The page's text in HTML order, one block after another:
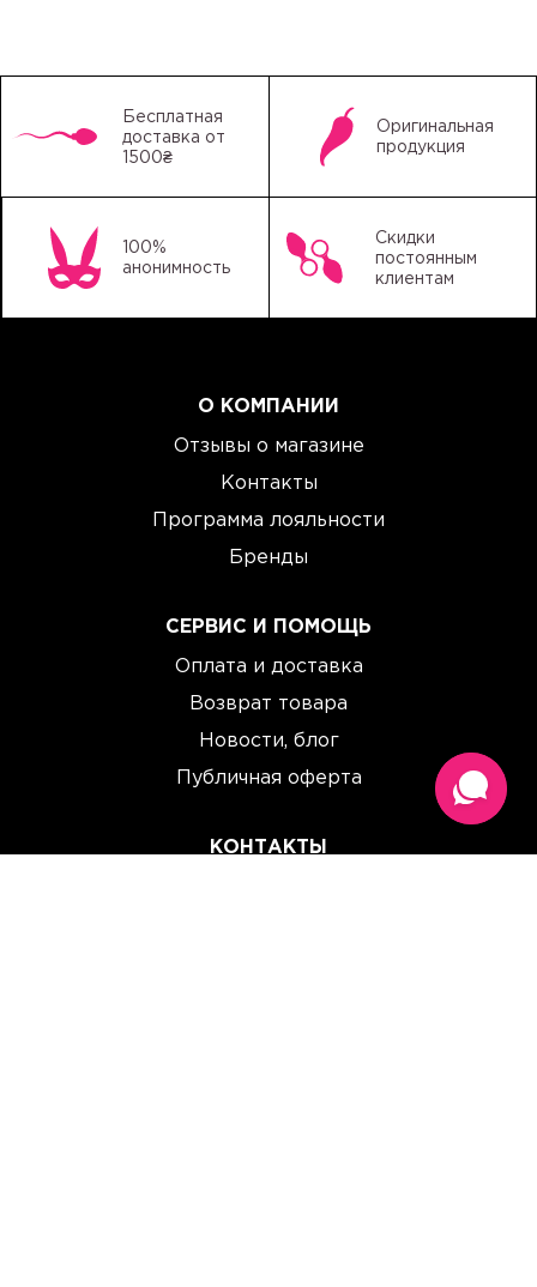
Бесплатная
доставка от
1500₴
Оригинальная
продукция
100%
анонимность
Скидки
постоянным
клиентам
О КОМПАНИИ
Отзывы о магазине
Контакты
Программа лояльности
Бренды
СЕРВИС И ПОМОЩЬ
Оплата и доставка
Возврат товара
Новости, блог
Публичная оферта
КОНТАКТЫ